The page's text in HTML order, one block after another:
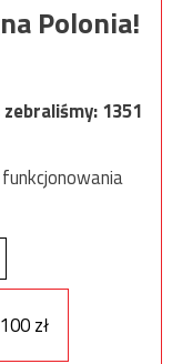
Polonia!
zebraliśmy:1351
100 zł